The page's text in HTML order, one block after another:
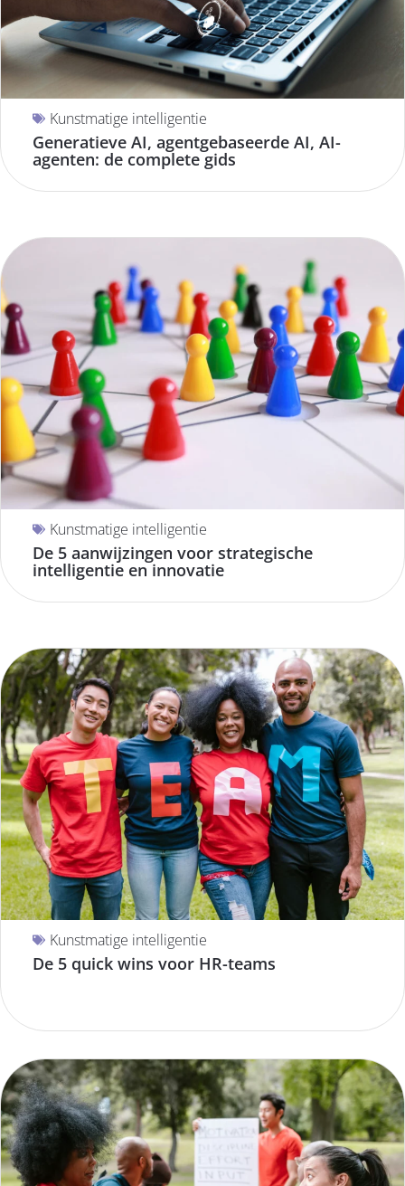
Kunstmatige intelligentie
Generatieve AI, agentgebaseerde AI, AI-
agenten: de complete gids
Kunstmatige intelligentie
De 5 aanwijzingen voor strategische
intelligentie en innovatie
Kunstmatige intelligentie
De 5 quick wins voor HR-teams